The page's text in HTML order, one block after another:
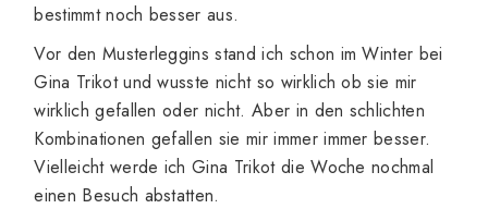
bestimmt noch besser aus.
Vor den Musterleggins stand ich schon im Winter bei
Gina Trikot und wusste nicht so wirklich ob sie mir
wirklich gefallen oder nicht. Aber in den schlichten
Kombinationen gefallen sie mir immer immer besser.
Vielleicht werde ich Gina Trikot die Woche nochmal
einen Besuch abstatten.